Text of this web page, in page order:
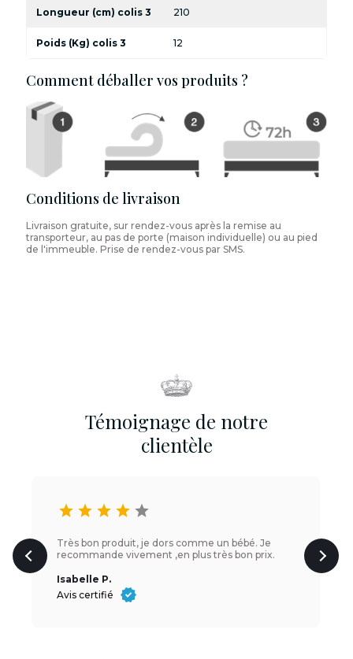
Longueur (cm) colis 3 210
Poids (Kg) colis 3 12
Comment déballer vos produits ?
Conditions de livraison
Livraison gratuite, sur rendez-vous après la remise au
transporteur, au pas de porte (maison individuelle) ou au pied
de l'immeuble. Prise de rendez-vous par SMS.
Témoignage de notre
clientèle
star star star star star
Très bon produit, je dors comme un bébé. Je
recommande vivement ,en plus très bon prix.
Isabelle P.
Avis certifié